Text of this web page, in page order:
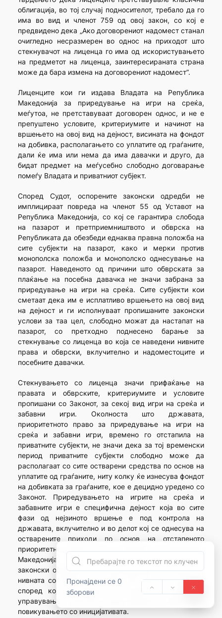
Пронајдени се 0
зборови
облигација, во тој случај подносителот, требало да го
има во вид и членот 759 од овој закон, со кој е
предвидено дека „Ако договорениот надомест станал
очигледно несразмерен во однос на приходот што
стекнувачот на лиценца го има од искористувањето
на предметот на лиценца, заинтересираната страна
може да бара измена на договорениот надомест”.
Лиценците кои ги издава Владата на Република
Македонија за приредување на игри на среќа,
меѓутоа, не претставуваат договорен однос, и не е
препуштено условите, критериумите и начинот на
вршењето на овој вид на дејност, висината на фондот
на добивка, располагањето со уплатите од граѓаните,
дали ќе има или нема да има давачки и друго, да
бидат предмет на меѓусебно слободно договарање
помеѓу Владата и приватниот субјект.
Според Судот, оспорените законски одредби не
имплицираат повреда на членот 55 од Уставот на
Република Македонија, со кој се гарантира слобода
на пазарот и претприемништвото и обврска на
Републиката да обезбеди еднаква правна положба на
сите субјекти на пазарот, како и мерки против
монополска положба и монополско однесување на
пазарот. Наведеното од причини што обврската за
плаќање на посебна давачка не значи забрана за
приредување на игри на среќа. Сите субјекти кои
сметаат дека им е исплатливо вршењето на овој вид
на дејност и ги исполнуваат пропишаните законски
услови за таа цел, слободно можат да настапат на
пазарот, со претходно поднесено барање за
стекнување со лиценца во која се наведени нивните
права и обврски, вклучително и надоместоците и
посебните давачки.
Стекнувањето со лиценца значи прифаќање на
правата и обврските, критериумите и условите
пропишани со Законот, за секој вид игри на среќа и
забавни игри. Околноста што државата,
приоритетното право за приредување на игри на
среќа и забавни игри, времено го отстапила на
приватните субјекти, не значи дека за тој временски
период приватните субјекти слободно може да
располагаат со сите остварени средства по основ на
уплатите од граѓаните, ниту колку ќе изнесува фондот
на добивката за граѓаните, кое е децидно уредено со
Законот. Приредувањето на игрите на среќа и
забавните игри е специфична дејност која во сите
фази од нејзиното вршење е под контрола на
државата, вклучително и во делот кој се однесува на
остварените приходи по основ на отстапеното
приоритетно право кое и припаѓа на Република
Македонија, поради што не може оспорените
законски одредби да се разгледуваат од аспект на
нивната согласност со членот 58 став 1 од Уставот,
според кој сопственоста и трудот се основа за
управување и учество во одлучувањето, какво што е
повикувањето со иницијативата.